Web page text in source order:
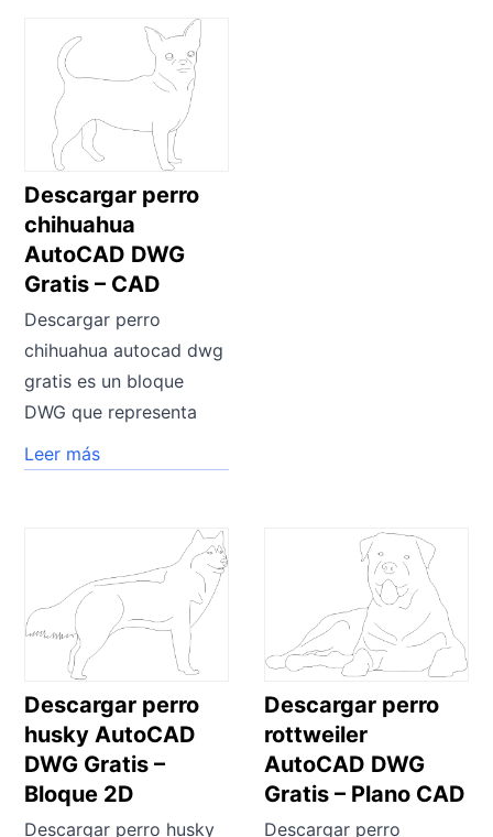
Descargar perro
chihuahua
AutoCAD DWG
Gratis – CAD
Descargar perro
chihuahua autocad dwg
gratis es un bloque
DWG que representa
Leer más
Descargar perro
husky AutoCAD
DWG Gratis –
Bloque 2D
Descargar perro husky
Descargar perro
rottweiler
AutoCAD DWG
Gratis – Plano CAD
Descargar perro